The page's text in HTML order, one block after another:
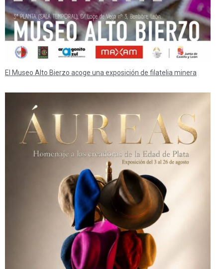
El Museo Alto Bierzo acoge una exposición de filatelia minera